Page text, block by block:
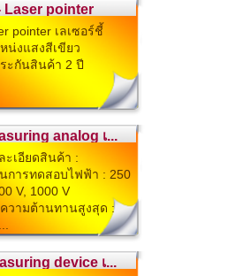
Laser pointer
...pointer เลเซอร์ชี้
น่งแสงสีเขียว
ะกันสินค้า 2 ปี
analog เ...
ะเอียดสินค้า :
การทดสอบไฟฟ้า : 250
V, 1000 V
วามต้านทานสูงสุด :
device เ...